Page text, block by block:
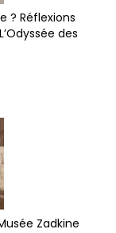
? Réflexions
des
Zadkine